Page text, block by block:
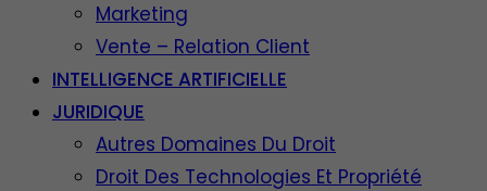
Marketing
Vente – Relation Client
INTELLIGENCE ARTIFICIELLE
JURIDIQUE
Autres Domaines Du Droit
Droit Des Technologies Et Propriété